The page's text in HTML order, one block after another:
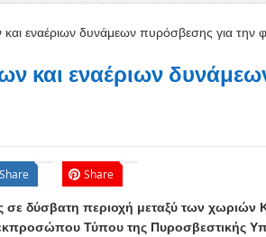
και εναέριων
Share Share
σε δύσβατη περιοχή μεταξύ των χωριών
Τύπου της Πυροσβεστικής